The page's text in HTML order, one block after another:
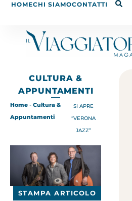
HOMECHI SIAMOCONTATTI
CULTURA &
APPUNTAMENTI
Home - Cultura &
Appuntamenti
SI APRE
“VERONA
JAZZ”
STAMPA ARTICOLO